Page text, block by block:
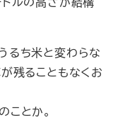
るち米と変わらな
残ることもなくお
ことか。